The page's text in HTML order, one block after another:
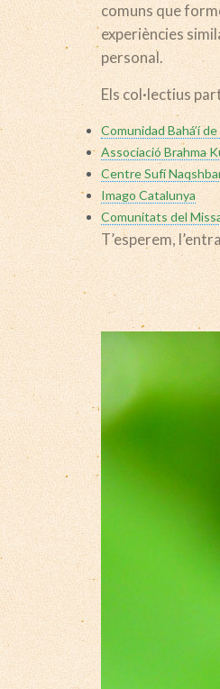
comuns que
experiències
personal.
Els col·lectius
Comunidad Bahá’í
Associació Brahma
Centre Sufí
Imago Catalunya
Comunitats del
T’esperem,